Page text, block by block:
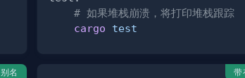
# 如果堆栈崩溃，将打印堆栈跟踪
cargo
test
别名 带